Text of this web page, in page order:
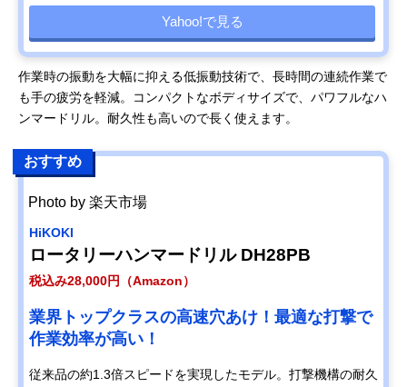
Yahoo!で見る
作業時の振動を大幅に抑える低振動技術で、長時間の連続作業で
も手の疲労を軽減。コンパクトなボディサイズで、パワフルなハ
ンマードリル。耐久性も高いので長く使えます。
おすすめ
Photo by 楽天市場
HiKOKI
ロータリーハンマードリル DH28PB
税込み28,000円（Amazon）
業界トップクラスの高速穴あけ！最適な打撃で
作業効率が高い！
従来品の約1.3倍スピードを実現したモデル。打撃機構の耐久